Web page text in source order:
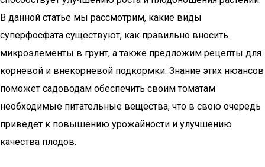
В данной статье мы рассмотрим, какие виды
суперфосфата существуют, как правильно вносить
микроэлементы в грунт, а также предложим рецепты для
корневой и внекорневой подкормки. Знание этих нюансов
поможет садоводам обеспечить своим томатам
необходимые питательные вещества, что в свою очередь
приведет к повышению урожайности и улучшению
качества плодов.